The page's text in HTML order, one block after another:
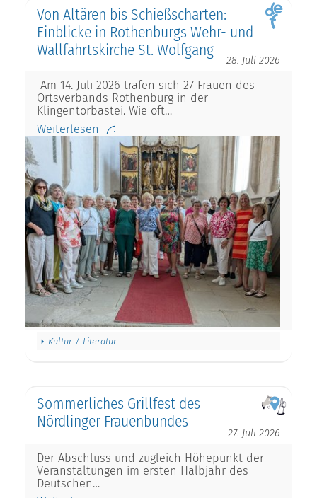
Von Altären bis Schießscharten:
Einblicke in Rothenburgs Wehr- und
Wallfahrtskirche St. Wolfgang
28. Juli 2026
Am 14. Juli 2026 trafen sich 27 Frauen des
Ortsverbands Rothenburg in der
Klingentorbastei. Wie oft…
Weiterlesen
Kultur / Literatur
Sommerliches Grillfest des
Nördlinger Frauenbundes
27. Juli 2026
Der Abschluss und zugleich Höhepunkt der
Veranstaltungen im ersten Halbjahr des
Deutschen…